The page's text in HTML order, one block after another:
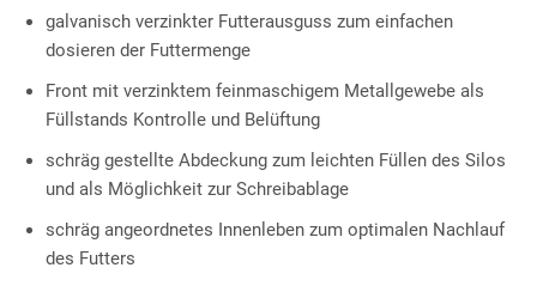
galvanisch verzinkter Futterausguss zum einfachen
dosieren der Futtermenge
Front mit verzinktem feinmaschigem Metallgewebe als
Füllstands Kontrolle und Belüftung
schräg gestellte Abdeckung zum leichten Füllen des Silos
und als Möglichkeit zur Schreibablage
schräg angeordnetes Innenleben zum optimalen Nachlauf
des Futters